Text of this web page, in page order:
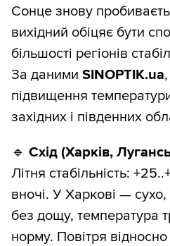
Сонце знову
вихідний обіцяє бути
більшості регіонів
За даними SINOPTIK.ua
підвищення
західних і південних
🔹 Схід (Харків,
Літня стабільність:
вночі. У Харкові —
без дощу, температура
норму. Повітря